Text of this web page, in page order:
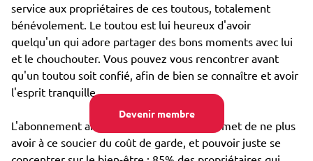
Devenir membre
service aux propriétaires de ces toutous, totalement
bénévolement. Le toutou est lui heureux d'avoir
quelqu'un qui adore partager des bons moments avec lui
et le chouchouter. Vous pouvez vous rencontrer avant
qu'un toutou soit confié, afin de bien se connaître et avoir
l'esprit tranquille.
L'abonnement annuel très bon marché permet de ne plus
avoir à ce soucier du coût de garde, et pouvoir juste se